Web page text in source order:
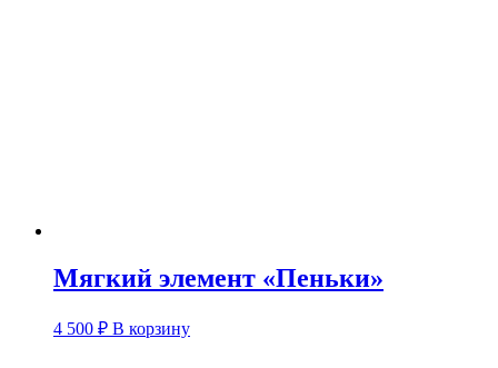
Мягкий элемент «Пеньки»
4 500 ₽ В корзину